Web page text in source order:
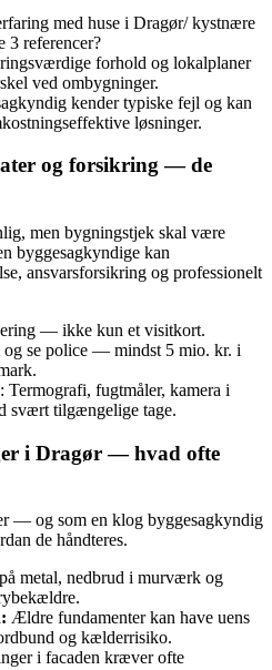
med huse i Dragør/ kystnære
3 referencer?
forhold og lokalplaner
ved ombygninger.
kender typiske fejl og kan
løsninger.
og forsikring — de
men bygningstjek skal være
byggesagkyndige kan
ansvarsforsikring og professionelt
— ikke kun et visitkort.
og se police — mindst 5 mio. kr. i
fugtmåler, kamera i
svært tilgængelige tage.
i Dragør — hvad ofte
— og som en klog byggesagkyndig
de håndteres.
metal, nedbrud i murværk og
Ældre fundamenter kan have uens
og kælderrisiko.
i facaden kræver ofte